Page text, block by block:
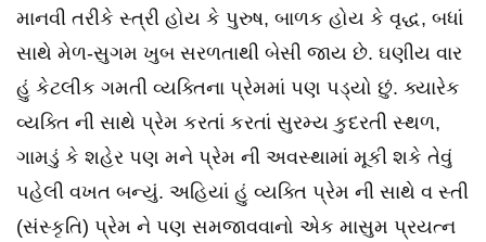
માનવી તરીકે સ્ત્રી હોય કે પુરુષ, બાળક હોય કે વૃદ્ધ, બધાં
સાથે મેળ-સુગમ ખુબ સરળતાથી બેસી જાય છે. ઘણીય વાર
હું કેટલીક ગમતી વ્યક્તિના પ્રેમમાં પણ પડ્યો છું. ક્યારેક
વ્યક્તિ ની સાથે પ્રેમ કરતાં કરતાં સુરમ્ય કુદરતી સ્થળ,
ગામડું કે શહેર પણ મને પ્રેમ ની અવસ્થામાં મૂકી શકે તેવું
પહેલી વખત બન્યું. અહિયાં હું વ્યક્તિ પ્રેમ ની સાથે વ સ્તી
(સંસ્કૃતિ) પ્રેમ ને પણ સમજાવવાનો એક માસુમ પ્રયત્ન